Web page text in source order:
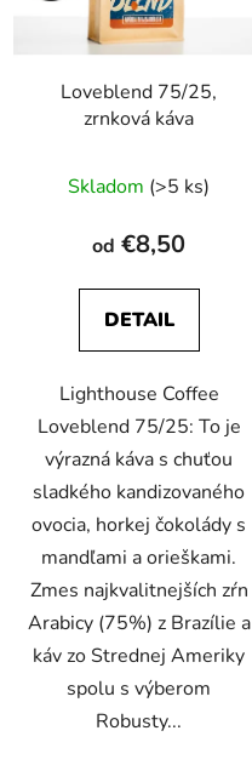
Loveblend 75/25,
zrnková káva
Skladom (>5 ks)
od €8,50
DETAIL
Lighthouse Coffee
Loveblend 75/25: To je
výrazná káva s chuťou
sladkého kandizovaného
ovocia, horkej čokolády s
mandľami a orieškami.
Zmes najkvalitnejších zŕn
Arabicy (75%) z Brazílie a
káv zo Strednej Ameriky
spolu s výberom
Robusty...